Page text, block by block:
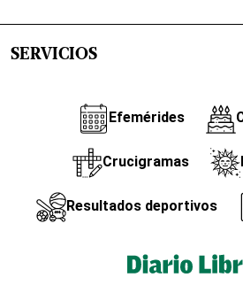
SERVICIOS
Efemérides
Crucigramas
Resultados deportivos